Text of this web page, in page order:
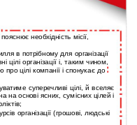
необхідність місії,
в потрібному для організації
організації і, таким чином,
про цілі компанії і спонукає до
суперечливі цілі, й вселяє
на основі ясних, сумісних цілей і
організації (грошові, людські